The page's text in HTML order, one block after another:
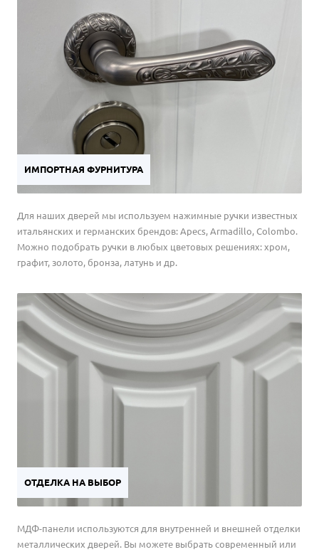
ИМПОРТНАЯ ФУРНИТУРА
Для наших дверей мы используем нажимные ручки известных
итальянских и германских брендов: Apecs, Armadillo, Colombo.
Можно подобрать ручки в любых цветовых решениях: хром,
графит, золото, бронза, латунь и др.
ОТДЕЛКА НА ВЫБОР
МДФ-панели используются для внутренней и внешней отделки
металлических дверей. Вы можете выбрать современный или